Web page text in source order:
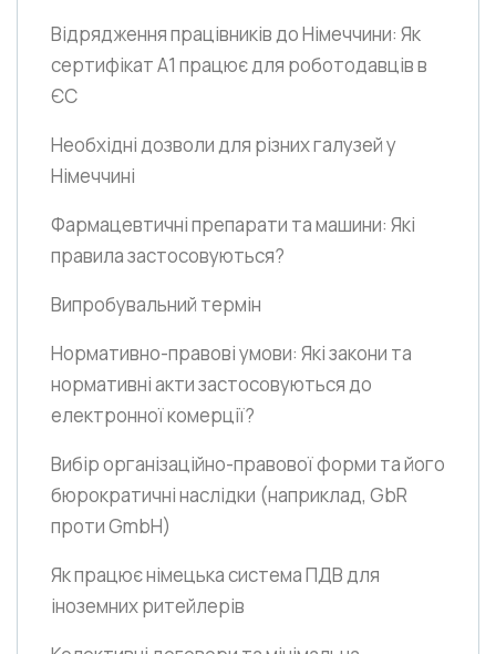
Відрядження працівників до Німеччини: Як
сертифікат А1 працює для роботодавців в
ЄС
Необхідні дозволи для різних галузей у
Німеччині
Фармацевтичні препарати та машини: Які
правила застосовуються?
Випробувальний термін
Нормативно-правові умови: Які закони та
нормативні акти застосовуються до
електронної комерції?
Вибір організаційно-правової форми та його
бюрократичні наслідки (наприклад, GbR
проти GmbH)
Як працює німецька система ПДВ для
іноземних ритейлерів